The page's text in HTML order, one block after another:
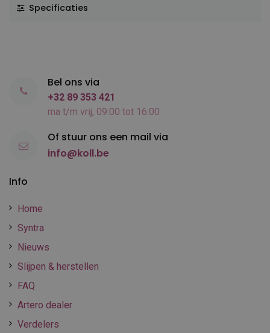
Specificaties
Info
Home
Syntra
Nieuws
Slijpen & herstellen
FAQ
Artero dealer
Verdelers
Bel ons via
+32 89 353 421
ma t/m vrij, 09:00 tot 16:00
Of stuur ons een mail via
info@koll.be